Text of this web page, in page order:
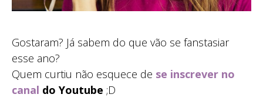
Gostaram? Já sabem do que vão se fanstasiar
esse ano?
Quem curtiu não esquece de se inscrever no
canal do Youtube ;D